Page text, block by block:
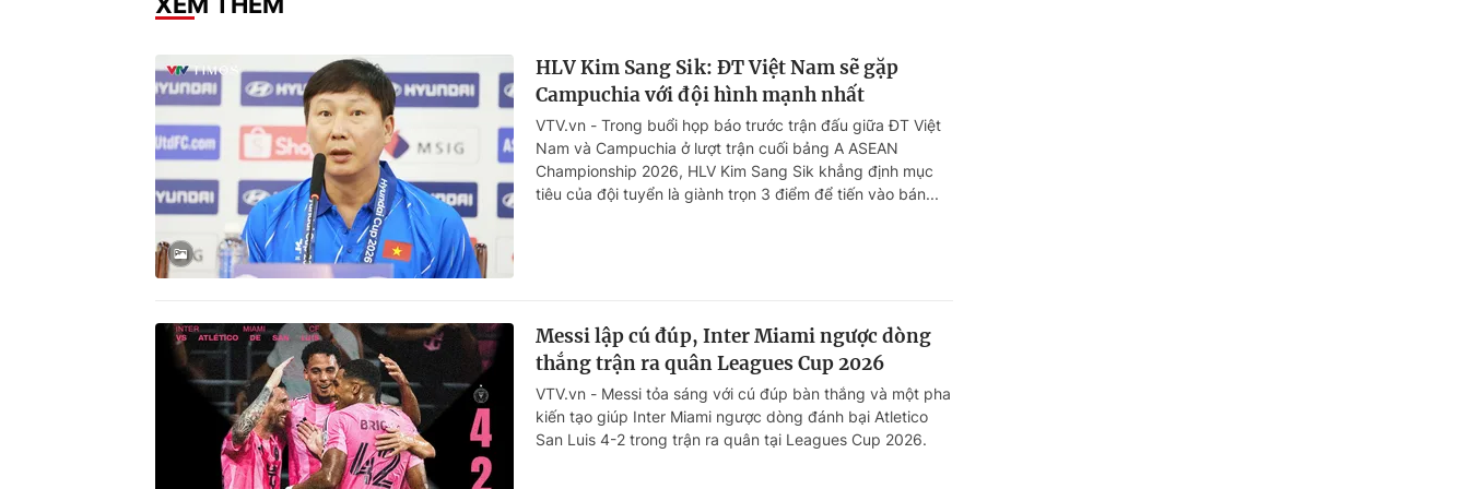
HLV Kim Sang Sik: ĐT Việt Nam sẽ gặp
Campuchia với đội hình mạnh nhất
VTV.vn - Trong buổi họp báo trước trận đấu giữa ĐT Việt
Nam và Campuchia ở lượt trận cuối bảng A ASEAN
Championship 2026, HLV Kim Sang Sik khẳng định mục
tiêu của đội tuyển là giành trọn 3 điểm để tiến vào bán...
Messi lập cú đúp, Inter Miami ngược dòng
thắng trận ra quân Leagues Cup 2026
VTV.vn - Messi tỏa sáng với cú đúp bàn thắng và một pha
kiến tạo giúp Inter Miami ngược dòng đánh bại Atletico
San Luis 4-2 trong trận ra quân tại Leagues Cup 2026.